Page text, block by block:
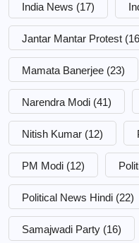
India News (17)
Jantar Mantar Protest
Mamata Banerjee (23)
Narendra Modi (41)
Nitish Kumar (12)
PM Modi (12)
Political News Hindi (22)
Samajwadi Party (16)